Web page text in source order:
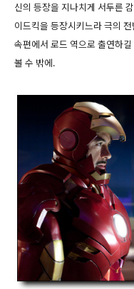
신의 등장을 지나치게 서두른
이드킥을 등장시키느라 극의
속편에서 로드 역으로 출연하
볼 수 밖에.